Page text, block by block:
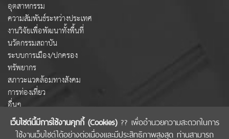
เว็บไซต์นี้มีการใช้งานคุกกี้ (Cookies)?? เพื่ออำนวยความสะดวกในการ
ใช้งานเว็บไซต์ได้อย่างต่อเนื่องและมีประสิทธิภาพสูงสุด ท่านสามารถ
อุตสาหกรรม
ความสัมพันธ์ระหว่างประเทศ
งานวิจัยเพื่อพัฒนาทั้งพื้นที่
นวัตกรรมสถาบัน
ระบบการเมือง/ปกครอง
ทรัพยากร
สภาวะแวดล้อมทางสังคม
การท่องเที่ยว
อื่นๆ